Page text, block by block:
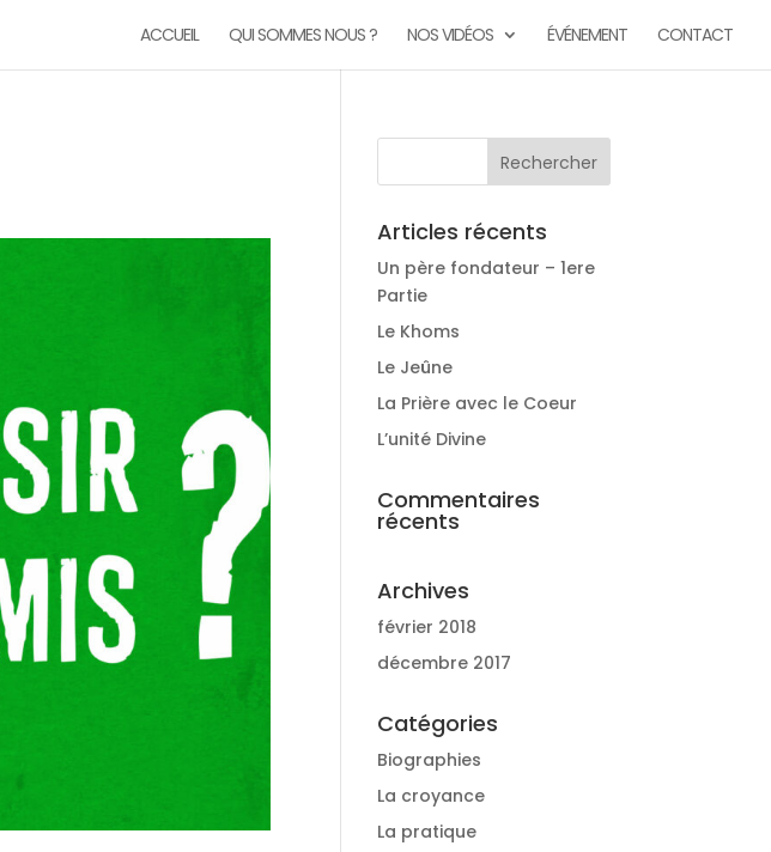
ACCUEIL QUI SOMMES NOUS ? NOS VIDÉOS ÉVÉNEMENT CONTACT
Articles récents
Un père fondateur – 1ere
Partie
Le Khoms
Le Jeûne
La Prière avec le Coeur
L’unité Divine
Commentaires
récents
Archives
février 2018
décembre 2017
Catégories
Biographies
La croyance
La pratique